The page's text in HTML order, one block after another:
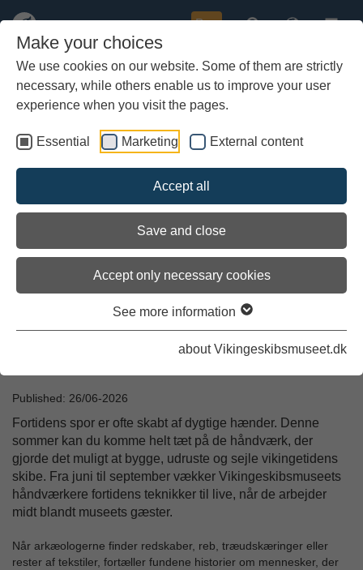
Make your choices
We use cookies on our website. Some of them are strictly
necessary, while others enable us to improve your user
experience when you visit the pages.
Essential Marketing External content
Accept all
Save and close
Accept only necessary cookies
See more information
about Vikingeskibsmuseet.dk
Skip
content
Buy
Oplev vikingetidens håndværk
hele sommeren
Published: 26/06-2026
Fortidens spor er ofte skabt af dygtige hænder. Denne
sommer kan du komme helt tæt på de håndværk, der
gjorde det muligt at bygge, udruste og sejle vikingetidens
skibe. Fra juni til september vækker Vikingeskibsmuseets
håndværkere fortidens teknikker til live, når de arbejder
midt blandt museets gæster.
Når arkæologerne finder redskaber, reb, træudskæringer eller
rester af tekstiler, fortæller fundene historier om mennesker, der